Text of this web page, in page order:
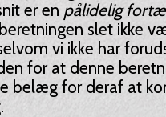
er en pålidelig
slet ikke
vi ikke har
for at denne
belæg for deraf at